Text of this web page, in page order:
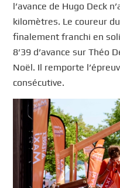
l’avance de Hugo Deck
kilomètres. Le coureur
finalement franchi en
8’39 d’avance sur Théo
Noël. Il remporte
consécutive.